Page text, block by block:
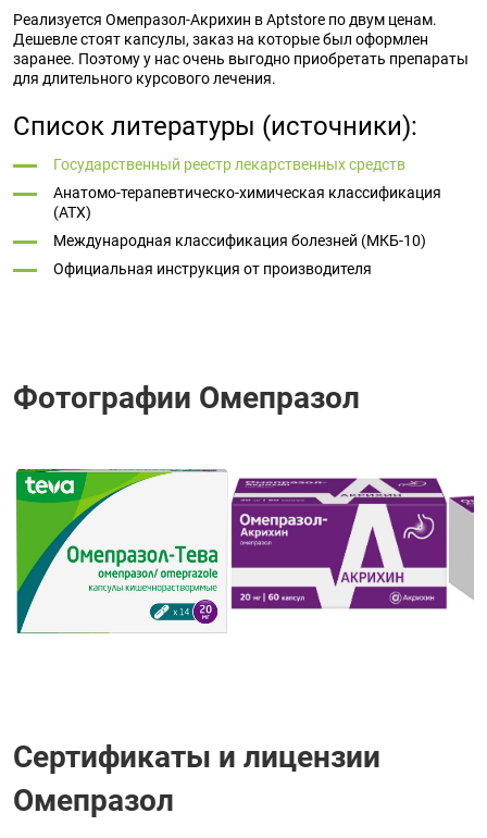
Реализуется Омепразол-Акрихин в Aptstore по двум ценам.
Дешевле стоят капсулы, заказ на которые был оформлен
заранее. Поэтому у нас очень выгодно приобретать препараты
для длительного курсового лечения.
Список литературы (источники):
Государственный реестр лекарственных средств
Анатомо-терапевтическо-химическая классификация
(ATX)
Международная классификация болезней (МКБ-10)
Официальная инструкция от производителя
Фотографии Омепразол
Сертификаты и лицензии
Омепразол